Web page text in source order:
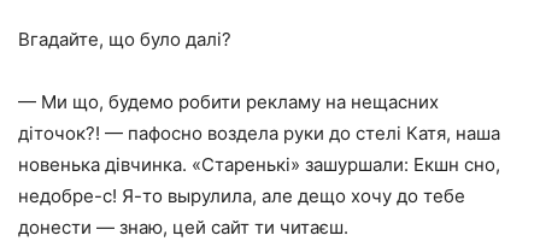
Вгадайте, що було далі?
— Ми що, будемо робити рекламу на нещасних
діточок?! — пафосно воздела руки до стелі Катя, наша
новенька дівчинка. «Старенькі» зашуршали: Екшн сно,
недобре-с! Я-то вырулила, але дещо хочу до тебе
донести — знаю, цей сайт ти читаєш.